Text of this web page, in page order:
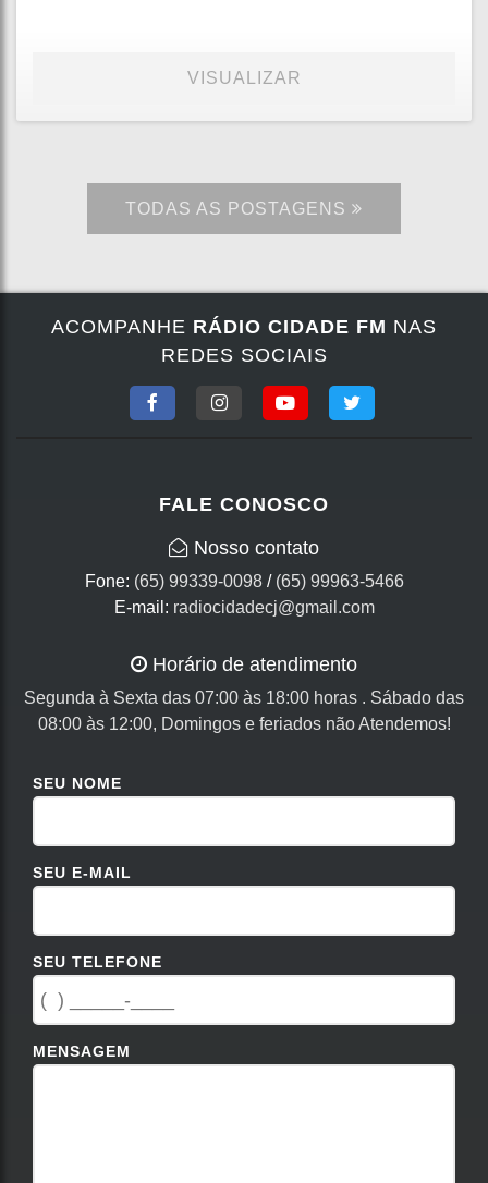
VISUALIZAR
TODAS AS POSTAGENS
ACOMPANHE RÁDIO CIDADE FM NAS
REDES SOCIAIS
FALE CONOSCO
Nosso contato
Fone: (65) 99339-0098/ (65) 99963-5466
E-mail: radiocidadecj@gmail.com
Horário de atendimento
Segunda à Sexta das 07:00 às 18:00 horas . Sábado das
08:00 às 12:00, Domingos e feriados não Atendemos!
SEU NOME
SEU E-MAIL
SEU TELEFONE
MENSAGEM